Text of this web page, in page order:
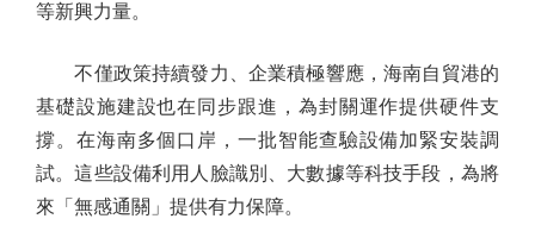
等新興力量。
不僅政策持續發力、企業積極響應，海南自貿港的
基礎設施建設也在同步跟進，為封關運作提供硬件支
撐。在海南多個口岸，一批智能查驗設備加緊安裝調
試。這些設備利用人臉識別、大數據等科技手段，為將
來「無感通關」提供有力保障。